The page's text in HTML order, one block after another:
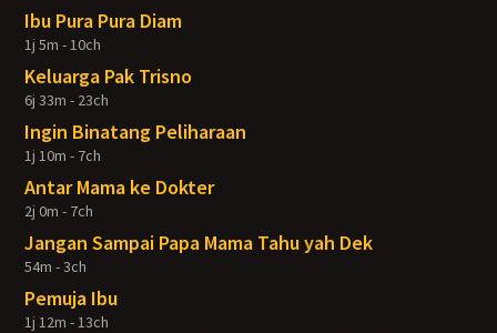
Ibu Pura Pura Diam
1j 5m - 10ch
Keluarga Pak Trisno
6j 33m - 23ch
Ingin Binatang Peliharaan
1j 10m - 7ch
Antar Mama ke Dokter
2j 0m - 7ch
Jangan Sampai Papa Mama Tahu yah Dek
54m - 3ch
Pemuja Ibu
1j 12m - 13ch